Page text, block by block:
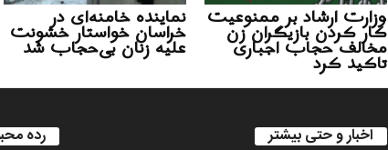
نماینده خامنه‌ای در
خراسان خواستار خشونت
علیه زنان بی‌حجاب شد
وزارت ارشاد بر ممنوعیت
کار کردن بازیگران زن
مخالف حجاب اجباری
تاکید کرد
اخبار و حتی بیشتر
رده